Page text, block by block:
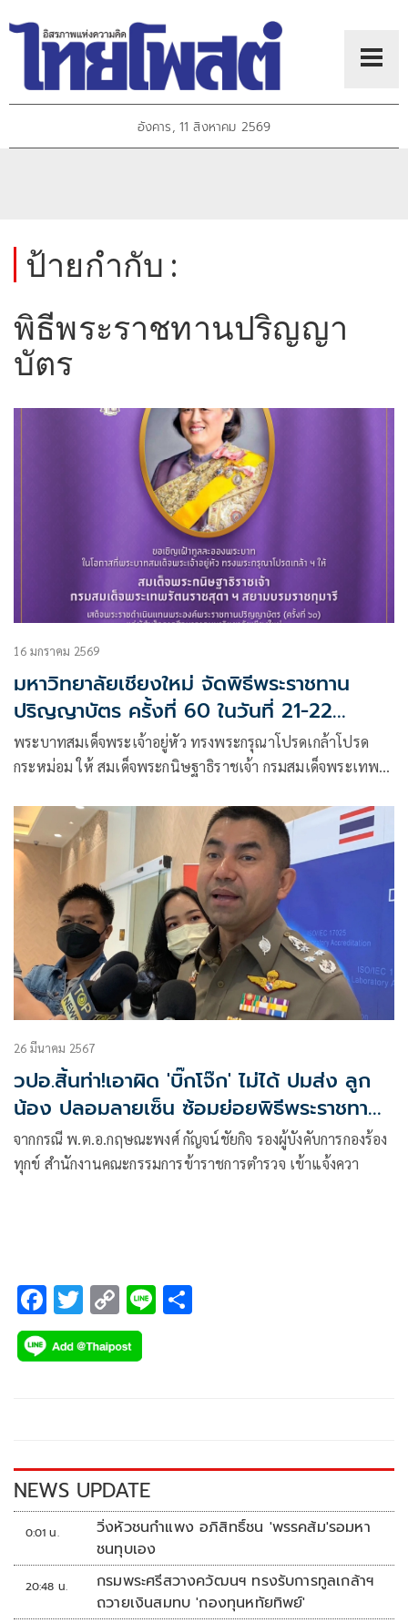
อังคาร, 11 สิงหาคม 2569
ป้ายกำกับ :
พิธีพระราชทานปริญญา
บัตร
16 มกราคม 2569
มหาวิทยาลัยเชียงใหม่ จัดพิธีพระราชทาน
ปริญญาบัตร ครั้งที่ 60 ในวันที่ 21-22
มกราคม 2569
พระบาทสมเด็จพระเจ้าอยู่หัว ทรงพระกรุณาโปรดเกล้าโปรด
กระหม่อม ให้ สมเด็จพระกนิษฐาธิราชเจ้า กรมสมเด็จพระเทพ
พระองค์ พระราชทานปริญญาบัตรแก่ผู้สำเร็จการศึกษาของ
มหาวิทยาลัยเชียงใหม่ ในพิธีพระราชทานปริญญาบัตร
มหาวิทยาลัยเชียงใหม่ ครั้งที่ 60 ประจำปีการศึกษา 2567–2568
ระหว่างวันพุธที่ 21 และวันพฤหัสบดีที่ 22 มกราคม พุทธศักราช
2569 ณ หอประชุมมหาวิทยาลัยเชียงใหม่
26 มีนาคม 2567
วปอ.สิ้นท่า!เอาผิด 'บิ๊กโจ๊ก' ไม่ได้ ปมส่ง ลูก
น้อง ปลอมลายเซ็น ซ้อมย่อยพิธีพระราชทาน
ปริญญาบัตร
จากกรณี พ.ต.อ.กฤษณะพงศ์ กัญจน์ชัยกิจ รองผู้บังคับการกองร้อง
ทุกข์ สำนักงานคณะกรรมการข้าราชการตำรวจ เข้าแจ้งควา
F
ac
e
k
T
wi
tt
C
o
p
k
Li
NEWS UPDATE
0:01 น.
วิ่งหัวชนกำแพง อภิสิทธิ์ชน 'พรรคส้ม'รอมหา
ชนทุบเอง
20:48 น.
กรมพระศรีสวางควัฒนฯ ทรงรับการทูลเกล้าฯ
ถวายเงินสมทบ 'กองทุนหทัยทิพย์'